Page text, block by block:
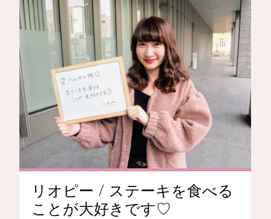
リオピー / ステーキを食べる
ことが大好きです♡